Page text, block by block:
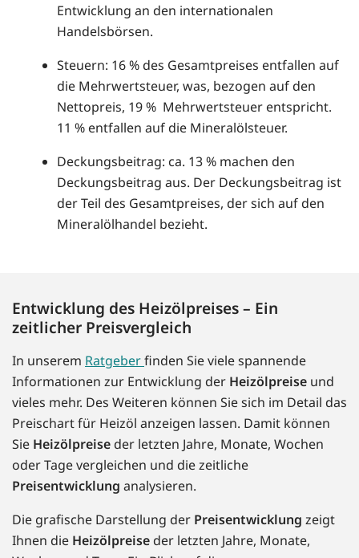
Entwicklung an den internationalen
Handelsbörsen.
Steuern: 16 % des Gesamtpreises entfallen auf
die Mehrwertsteuer, was, bezogen auf den
Nettopreis, 19 % Mehrwertsteuer entspricht.
11 % entfallen auf die Mineralölsteuer.
Deckungsbeitrag: ca. 13 % machen den
Deckungsbeitrag aus. Der Deckungsbeitrag ist
der Teil des Gesamtpreises, der sich auf den
Mineralölhandel bezieht.
Entwicklung des Heizölpreises – Ein
zeitlicher Preisvergleich
In unserem Ratgeberfinden Sie viele spannende
Informationen zur Entwicklung der Heizölpreise und
vieles mehr. Des Weiteren können Sie sich im Detail das
Preischart für Heizöl anzeigen lassen. Damit können
Sie Heizölpreise der letzten Jahre, Monate, Wochen
oder Tage vergleichen und die zeitliche
Preisentwicklung analysieren.
Die grafische Darstellung der Preisentwicklung zeigt
Ihnen die Heizölpreise der letzten Jahre, Monate,